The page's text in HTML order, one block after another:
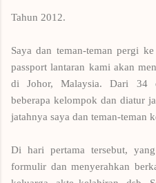
Tahun 2012.
Saya dan teman-teman pergi
passport lantaran kami akan
di Johor, Malaysia. Dari 34
beberapa kelompok dan diatur
jatahnya saya dan teman-teman
Di hari pertama tersebut,
formulir dan menyerahkan